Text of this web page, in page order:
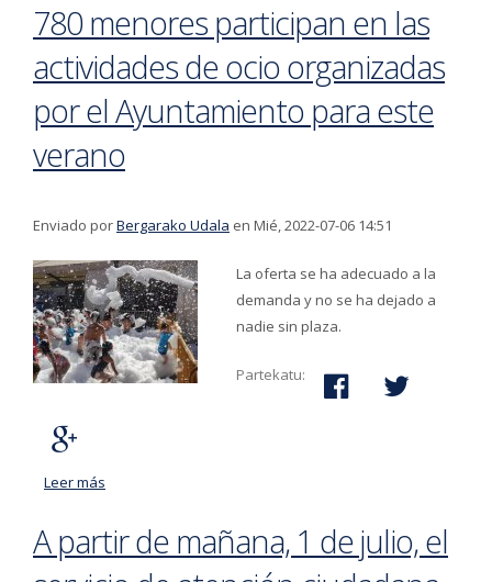
780 menores participan en las
actividades de ocio organizadas
por el Ayuntamiento para este
verano
Enviado porBergarako Udala en Mié, 2022-07-06 14:51
La oferta se ha adecuado a la
demanda y no se ha dejado a
nadie sin plaza.
Partekatu:
Leer más
verano
A partir de mañana, 1 de julio, el